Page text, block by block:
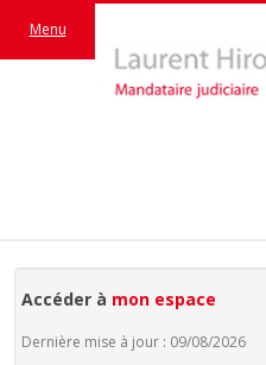
Menu
Accéder à mon espace
Dernière mise à jour : 09/08/2026